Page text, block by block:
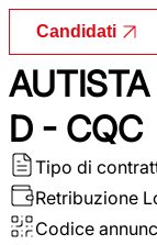
Candidati
D - CQC
Tipo di
Retribuzione
Codice